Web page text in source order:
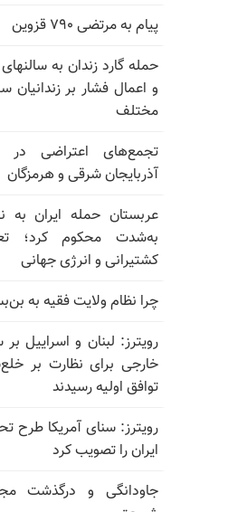
پیام به مرتضی ۷۹۰ قزوین
و اعمال فشار بر
مختلف
تجمع‌های اعتراضی در
آذربایجان شرقی و هرمزگان
عربستان حمله ایران به
به‌شدت محکوم کرد؛
کشتیرانی و انرژی جهانی
چرا نظام ولایت فقیه به
رویترز: لبنان و اسراییل
خارجی برای نظارت بر
توافق اولیه رسیدند
رویترز: سنای آمریکا طرح
ایران را تصویب کرد
جاودانگی و درگذشت